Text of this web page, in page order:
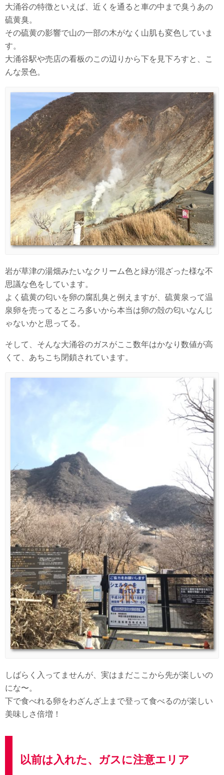
大涌谷の特徴といえば、近くを通ると車の中まで臭うあの
硫黄臭。
その硫黄の影響で山の一部の木がなく山肌も変色していま
す。
大涌谷駅や売店の看板のこの辺りから下を見下ろすと、こ
んな景色。
岩が草津の湯畑みたいなクリーム色と緑が混ざった様な不
思議な色をしています。
よく硫黄の匂いを卵の腐乱臭と例えますが、硫黄泉って温
泉卵を売ってるところ多いから本当は卵の殻の匂いなんじ
ゃないかと思ってる。
そして、そんな大涌谷のガスがここ数年はかなり数値が高
くて、あちこち閉鎖されています。
しばらく入ってませんが、実はまだここから先が楽しいの
にな〜。
下で食べれる卵をわざんざ上まで登って食べるのが楽しい
美味しさ倍増！
以前は入れた、ガスに注意エリア